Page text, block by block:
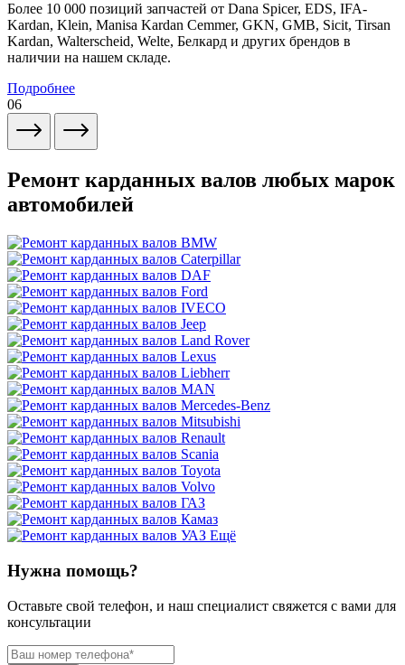
Более 10 000 позиций запчастей от Dana Spicer, EDS, IFA-
Kardan, Klein, Manisa Kardan Cemmer, GKN, GMB, Sicit, Tirsan
Kardan, Walterscheid, Welte, Белкард и других брендов в
наличии на нашем складе.
Подробнее
06
Ремонт карданных валов любых марок
автомобилей
Ещё
Нужна помощь?
Оставьте свой телефон, и наш специалист свяжется с вами для
консультации